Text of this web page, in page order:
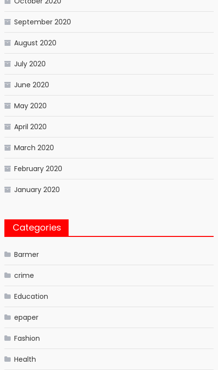
September 2020
August 2020
July 2020
June 2020
May 2020
April 2020
March 2020
February 2020
January 2020
Categories
Barmer
crime
Education
epaper
Fashion
Health